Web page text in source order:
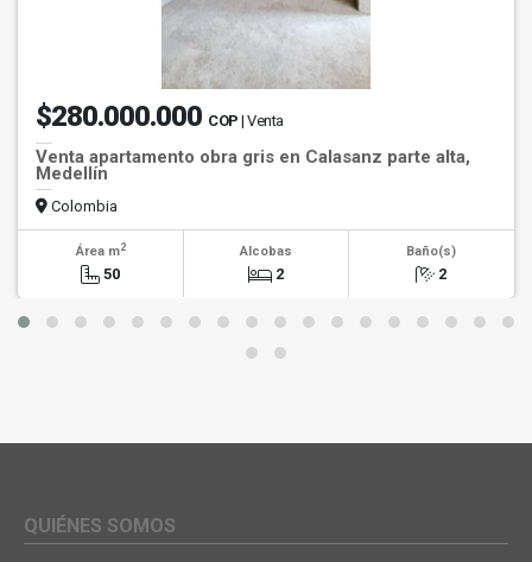
$280.000.000 COP | Venta
Venta apartamento obra gris en Calasanz parte alta,
Medellín
Colombia
Área m2
50
Alcobas
2
Baño(s)
2
QUIÉNES SOMOS